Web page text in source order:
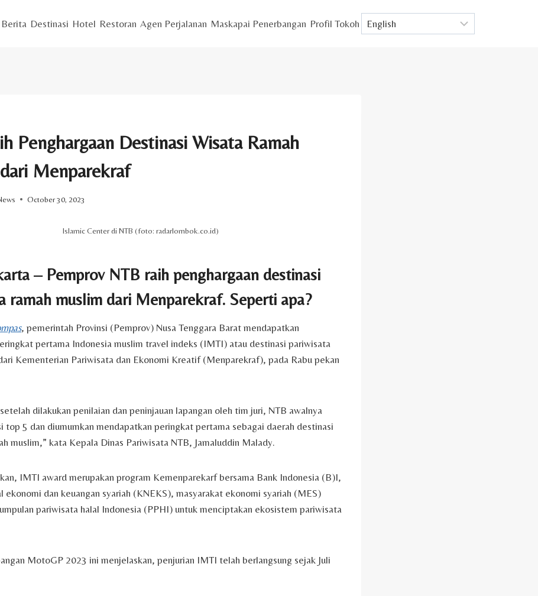
Berita Destinasi Hotel Restoran Agen Perjalanan Maskapai Penerbangan Profil Tokoh
Penghargaan Destinasi Wisata Ramah
Menparekraf
October 30, 2023
Islamic Center di NTB (foto: radarlombok.co.id)
– Pemprov NTB raih penghargaan destinasi
ramah muslim dari Menparekraf. Seperti apa?
, pemerintah Provinsi (Pemprov) Nusa Tenggara Barat mendapatkan
pertama Indonesia muslim travel indeks (IMTI) atau destinasi pariwisata
Kementerian Pariwisata dan Ekonomi Kreatif (Menparekraf), pada Rabu pekan
dilakukan penilaian dan peninjauan lapangan oleh tim juri, NTB awalnya
top 5 dan diumumkan mendapatkan peringkat pertama sebagai daerah destinasi
muslim,” kata Kepala Dinas Pariwisata NTB, Jamaluddin Malady.
IMTI award merupakan program Kemenparekarf bersama Bank Indonesia (B)I,
ekonomi dan keuangan syariah (KNEKS), masyarakat ekonomi syariah (MES)
pariwisata halal Indonesia (PPHI) untuk menciptakan ekosistem pariwisata
MotoGP 2023 ini menjelaskan, penjurian IMTI telah berlangsung sejak Juli